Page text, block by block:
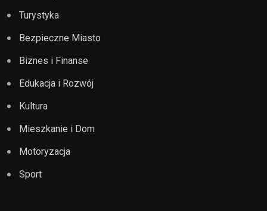
Turystyka
Bezpieczne Miasto
Biznes i Finanse
Edukacja i Rozwój
Kultura
Mieszkanie i Dom
Motoryzacja
Sport